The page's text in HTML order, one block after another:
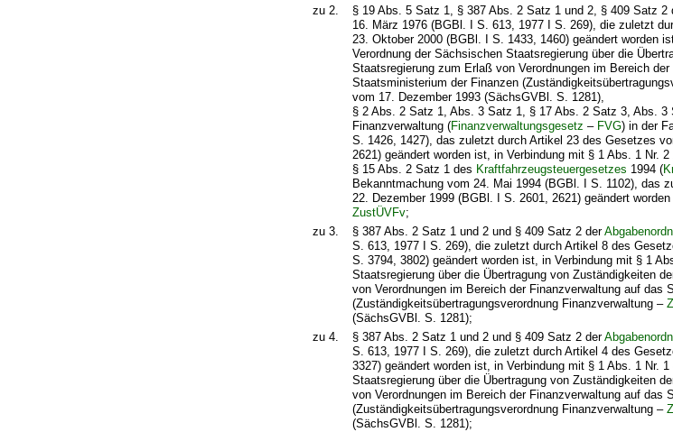
zu 2.
§ 19 Abs. 5 Satz 1, § 387 Abs. 2 Satz 1 und 2, § 409 Satz 2
16. März 1976 (BGBl. I S. 613, 1977 I S. 269), die zuletzt
23. Oktober 2000 (BGBl. I S. 1433, 1460) geändert worden
Verordnung der Sächsischen Staatsregierung über die
Staatsregierung zum Erlaß von Verordnungen im Bereich
Staatsministerium der Finanzen
vom 17. Dezember 1993 (SächsGVBl. S. 1281),
§ 2 Abs. 2 Satz 1, Abs. 3 Satz 1, § 17 Abs. 2 Satz 3, Abs. 3
Finanzverwaltung (Finanzverwaltungsgesetz– FVG) in der
S. 1426, 1427), das zuletzt durch Artikel 23 des Gesetzes
2621) geändert worden ist, in Verbindung mit § 1 Abs. 1 Nr. 2
§ 15 Abs. 2 Satz 1 des Kraftfahrzeugsteuergesetzes 1994 (
Bekanntmachung vom 24. Mai 1994 (BGBl. I S. 1102), das
22. Dezember 1999 (BGBl. I S. 2601, 2621) geändert
ZustÜVFv;
zu 3.
§ 387 Abs. 2 Satz 1 und 2 und § 409 Satz 2 der
S. 613, 1977 I S. 269), die zuletzt durch Artikel 8 des
S. 3794, 3802) geändert worden ist, in Verbindung mit § 1
Staatsregierung über die Übertragung von Zuständigkeiten
von Verordnungen im Bereich der Finanzverwaltung auf
(Zuständigkeitsübertragungsverordnung Finanzverwaltung –
(SächsGVBl. S. 1281);
zu 4.
§ 387 Abs. 2 Satz 1 und 2 und § 409 Satz 2 der
S. 613, 1977 I S. 269), die zuletzt durch Artikel 4 des
3327) geändert worden ist, in Verbindung mit § 1 Abs. 1 Nr.
Staatsregierung über die Übertragung von Zuständigkeiten
von Verordnungen im Bereich der Finanzverwaltung auf
(Zuständigkeitsübertragungsverordnung Finanzverwaltung –
(SächsGVBl. S. 1281);